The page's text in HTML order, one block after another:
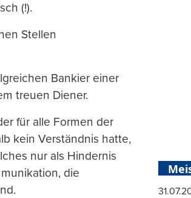
(!).
Stellen
Bankier einer
treuen Diener.
für alle Formen der
kein Verständnis hatte,
nur als Hindernis
die